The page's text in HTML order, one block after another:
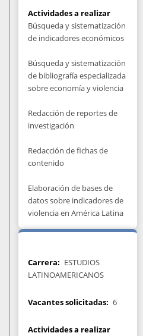
Actividades a realizar
Búsqueda y sistematización
de indicadores económicos
Búsqueda y sistematización
de bibliografía especializada
sobre economía y violencia
Redacción de reportes de
investigación
Redacción de fichas de
contenido
Elaboración de bases de
datos sobre indicadores de
violencia en América Latina
Carrera
ESTUDIOS
LATINOAMERICANOS
Vacantes solicitadas 6
Actividades a realizar